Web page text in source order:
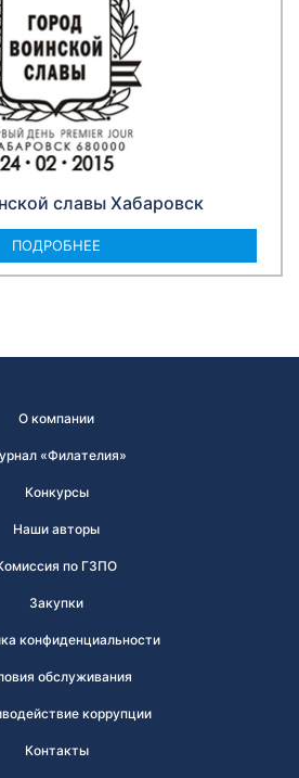
славы Хабаровск
ПОДРОБНЕЕ
О компании
«Филателия»
Конкурсы
Наши авторы
по ГЗПО
Закупки
конфиденциальности
обслуживания
коррупции
Контакты